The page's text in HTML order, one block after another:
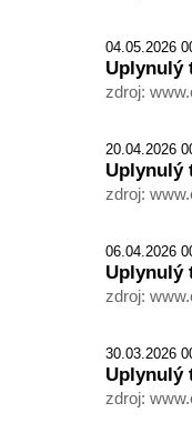
04.05.2026
Uplynulý
zdroj:
20.04.2026
Uplynulý
zdroj:
06.04.2026
Uplynulý
zdroj:
30.03.2026
Uplynulý
zdroj: